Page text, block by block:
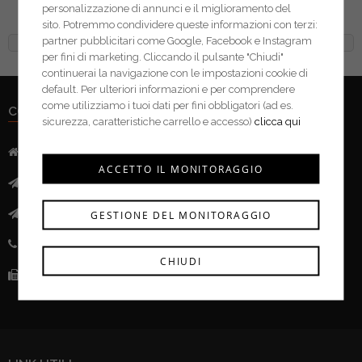
CONTATTI
Indirizzo:Via Mazzini, 52 - 46043 Castiglione delle Stivere (MN)
Mail:info@ferramentacima.com
ferrcima@pec.it
Telefono:(+39) 0376 943911
Fax:(+39) 0376 943913
personalizzazione di annunci e il miglioramento del
sito. Potremmo condividere queste informazioni con terzi:
partner pubblicitari come Google, Facebook e Instagram
per fini di marketing. Cliccando il pulsante "Chiudi"
continuerai la navigazione con le impostazioni cookie di
default. Per ulteriori informazioni e per comprendere
come utilizziamo i tuoi dati per fini obbligatori (ad es.
sicurezza, caratteristiche carrello e accesso)clicca qui
CHIUDI
GESTIONE DEL MONITORAGGIO
ACCETTO IL MONITORAGGIO